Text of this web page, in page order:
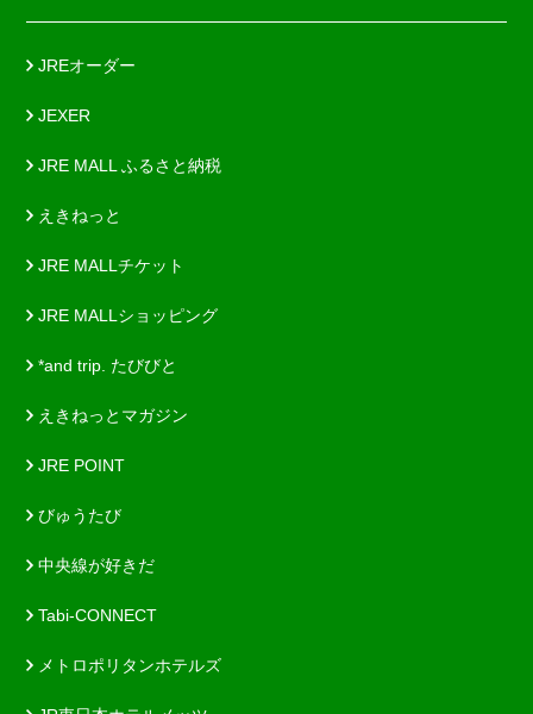
JREオーダー
JEXER
JRE MALL ふるさと納税
えきねっと
JRE MALLチケット
JRE MALLショッピング
*and trip. たびびと
えきねっとマガジン
JRE POINT
びゅうたび
中央線が好きだ
Tabi-CONNECT
メトロポリタンホテルズ